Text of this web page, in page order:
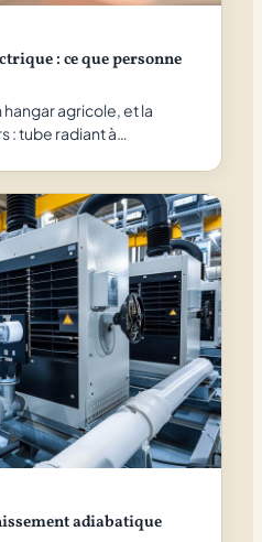
: ce que personne
hangar agricole, et la
: tube radiant à…
adiabatique